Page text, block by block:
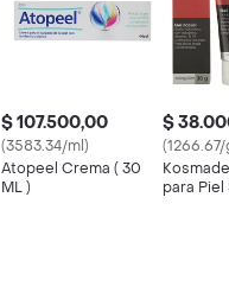
$ 107.500,00
(3583.34/ml)
Atopeel Crema ( 30
ML )
$
(1266.67/
para Piel